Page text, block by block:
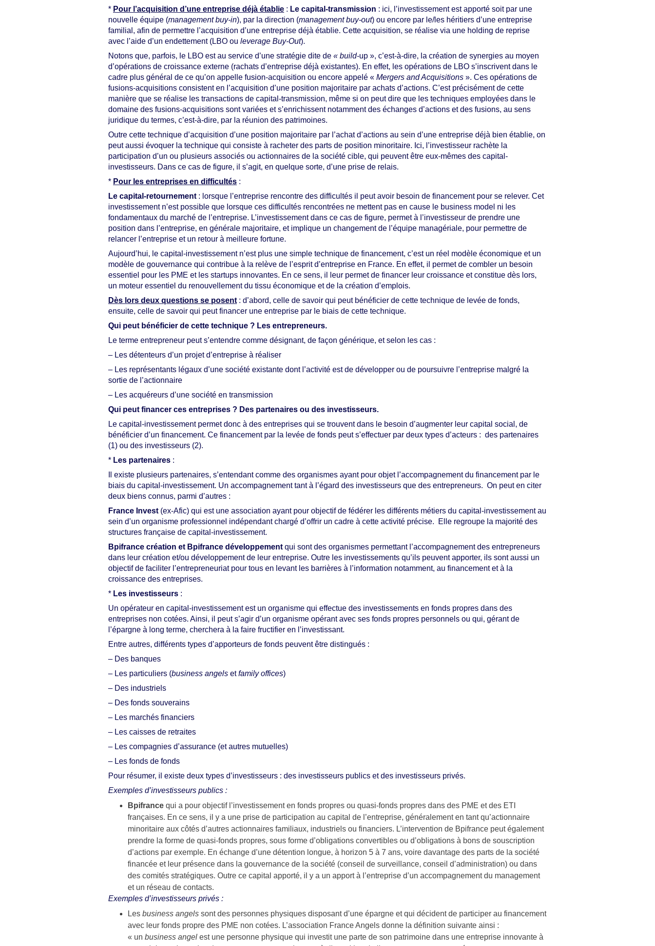
* Pour l’acquisition d’une entreprise déjà établie : Le capital-transmission : ici, l’investissement est apporté soit par une
nouvelle équipe (management buy-in), par la direction (management buy-out) ou encore par le/les héritiers d’une entreprise
familial, afin de permettre l’acquisition d’une entreprise déjà établie. Cette acquisition, se réalise via une holding de reprise
avec l’aide d’un endettement (LBO ou leverage Buy-Out).
Notons que, parfois, le LBO est au service d’une stratégie dite de « build-up », c’est-à-dire, la création de synergies au moyen
d’opérations de croissance externe (rachats d’entreprise déjà existantes). En effet, les opérations de LBO s’inscrivent dans le
cadre plus général de ce qu’on appelle fusion-acquisition ou encore appelé « Mergers and Acquisitions ». Ces opérations de
fusions-acquisitions consistent en l’acquisition d’une position majoritaire par achats d’actions. C’est précisément de cette
manière que se réalise les transactions de capital-transmission, même si on peut dire que les techniques employées dans le
domaine des fusions-acquisitions sont variées et s’enrichissent notamment des échanges d’actions et des fusions, au sens
juridique du termes, c’est-à-dire, par la réunion des patrimoines.
Outre cette technique d’acquisition d’une position majoritaire par l’achat d’actions au sein d’une entreprise déjà bien établie, on
peut aussi évoquer la technique qui consiste à racheter des parts de position minoritaire. Ici, l’investisseur rachète la
participation d’un ou plusieurs associés ou actionnaires de la société cible, qui peuvent être eux-mêmes des capital-
investisseurs. Dans ce cas de figure, il s’agit, en quelque sorte, d’une prise de relais.
* Pour les entreprises en difficultés :
Le capital-retournement : lorsque l’entreprise rencontre des difficultés il peut avoir besoin de financement pour se relever. Cet
investissement n’est possible que lorsque ces difficultés rencontrées ne mettent pas en cause le business model ni les
fondamentaux du marché de l’entreprise. L’investissement dans ce cas de figure, permet à l’investisseur de prendre une
position dans l’entreprise, en générale majoritaire, et implique un changement de l’équipe managériale, pour permettre de
relancer l’entreprise et un retour à meilleure fortune.
Aujourd’hui, le capital-investissement n’est plus une simple technique de financement, c’est un réel modèle économique et un
modèle de gouvernance qui contribue à la relève de l’esprit d’entreprise en France. En effet, il permet de combler un besoin
essentiel pour les PME et les startups innovantes. En ce sens, il leur permet de financer leur croissance et constitue dès lors,
un moteur essentiel du renouvellement du tissu économique et de la création d’emplois.
Dès lors deux questions se posent : d’abord, celle de savoir qui peut bénéficier de cette technique de levée de fonds,
ensuite, celle de savoir qui peut financer une entreprise par le biais de cette technique.
Qui peut bénéficier de cette technique ? Les entrepreneurs.
Le terme entrepreneur peut s’entendre comme désignant, de façon générique, et selon les cas :
– Les détenteurs d’un projet d’entreprise à réaliser
– Les représentants légaux d’une société existante dont l’activité est de développer ou de poursuivre l’entreprise malgré la
sortie de l’actionnaire
– Les acquéreurs d’une société en transmission
Qui peut financer ces entreprises ? Des partenaires ou des investisseurs.
Le capital-investissement permet donc à des entreprises qui se trouvent dans le besoin d’augmenter leur capital social, de
bénéficier d’un financement. Ce financement par la levée de fonds peut s’effectuer par deux types d’acteurs : des partenaires
(1) ou des investisseurs (2).
* Les partenaires :
Il existe plusieurs partenaires, s’entendant comme des organismes ayant pour objet l’accompagnement du financement par le
biais du capital-investissement. Un accompagnement tant à l’égard des investisseurs que des entrepreneurs. On peut en citer
deux biens connus, parmi d’autres :
France Invest (ex-Afic) qui est une association ayant pour objectif de fédérer les différents métiers du capital-investissement au
sein d’un organisme professionnel indépendant chargé d’offrir un cadre à cette activité précise. Elle regroupe la majorité des
structures française de capital-investissement.
Bpifrance création et Bpifrance développement qui sont des organismes permettant l’accompagnement des entrepreneurs
dans leur création et/ou développement de leur entreprise. Outre les investissements qu’ils peuvent apporter, ils sont aussi un
objectif de faciliter l’entrepreneuriat pour tous en levant les barrières à l’information notamment, au financement et à la
croissance des entreprises.
* Les investisseurs :
Un opérateur en capital-investissement est un organisme qui effectue des investissements en fonds propres dans des
entreprises non cotées. Ainsi, il peut s’agir d’un organisme opérant avec ses fonds propres personnels ou qui, gérant de
l’épargne à long terme, cherchera à la faire fructifier en l’investissant.
Entre autres, différents types d’apporteurs de fonds peuvent être distingués :
– Des banques
– Les particuliers (business angels etfamily offices)
– Des industriels
– Des fonds souverains
– Les marchés financiers
– Les caisses de retraites
– Les compagnies d’assurance (et autres mutuelles)
– Les fonds de fonds
Pour résumer, il existe deux types d’investisseurs : des investisseurs publics et des investisseurs privés.
Exemples d’investisseurs publics :
Bpifrance qui a pour objectif l’investissement en fonds propres ou quasi-fonds propres dans des PME et des ETI
françaises. En ce sens, il y a une prise de participation au capital de l’entreprise, généralement en tant qu’actionnaire
minoritaire aux côtés d’autres actionnaires familiaux, industriels ou financiers. L’intervention de Bpifrance peut également
prendre la forme de quasi-fonds propres, sous forme d’obligations convertibles ou d’obligations à bons de souscription
d’actions par exemple. En échange d’une détention longue, à horizon 5 à 7 ans, voire davantage des parts de la société
financée et leur présence dans la gouvernance de la société (conseil de surveillance, conseil d’administration) ou dans
des comités stratégiques. Outre ce capital apporté, il y a un apport à l’entreprise d’un accompagnement du management
et un réseau de contacts.
Exemples d’investisseurs privés :
Les business angels sont des personnes physiques disposant d’une épargne et qui décident de participer au financement
avec leur fonds propre des PME non cotées. L’association France Angels donne la définition suivante ainsi :
« un business angel est une personne physique qui investit une parte de son patrimoine dans une entreprise innovante à